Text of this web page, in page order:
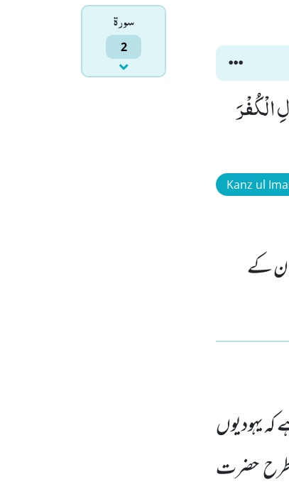
سورۃ
2
الْكُفْرَ
Kanz ul
کے
یہودیوں
طرح حضرت